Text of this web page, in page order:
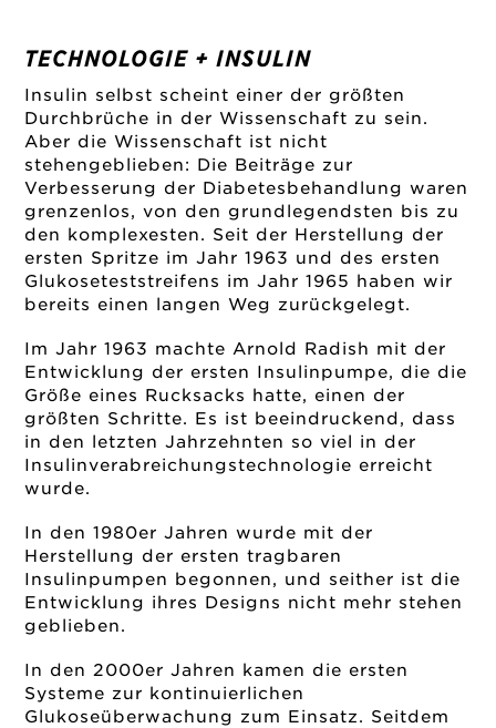
TECHNOLOGIE + INSULIN
Insulin selbst scheint einer der größten
Durchbrüche in der Wissenschaft zu sein.
Aber die Wissenschaft ist nicht
stehengeblieben: Die Beiträge zur
Verbesserung der Diabetesbehandlung waren
grenzenlos, von den grundlegendsten bis zu
den komplexesten. Seit der Herstellung der
ersten Spritze im Jahr 1963 und des ersten
Glukoseteststreifens im Jahr 1965 haben wir
bereits einen langen Weg zurückgelegt.
Im Jahr 1963 machte Arnold Radish mit der
Entwicklung der ersten Insulinpumpe, die die
Größe eines Rucksacks hatte, einen der
größten Schritte. Es ist beeindruckend, dass
in den letzten Jahrzehnten so viel in der
Insulinverabreichungstechnologie erreicht
wurde.
In den 1980er Jahren wurde mit der
Herstellung der ersten tragbaren
Insulinpumpen begonnen, und seither ist die
Entwicklung ihres Designs nicht mehr stehen
geblieben.
In den 2000er Jahren kamen die ersten
Systeme zur kontinuierlichen
Glukoseüberwachung zum Einsatz. Seitdem